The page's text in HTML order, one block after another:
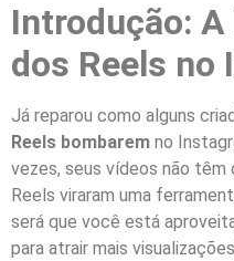
Introdução:
dos Reels no
Já reparou como alguns
Reels bombarem no
vezes, seus vídeos não têm
Reels viraram uma
será que você está
para atrair mais